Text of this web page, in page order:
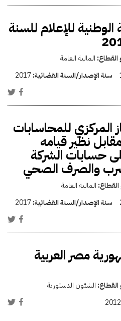
الوطنية للإعلام للسنة
القطاع: المالية العامة
سنة الإصدار/السنة القضائية:2017
المركزي للمحاسابات
نظير قيامه
حسابات الشركة
والصرف الصحي
المالية العامة
سنة الإصدار/السنة القضائية:2017
مصر العربية
القطاع: الشئون الدستورية
2012